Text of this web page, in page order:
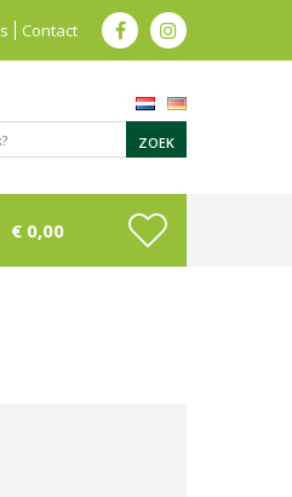
Contact
€ 0,00